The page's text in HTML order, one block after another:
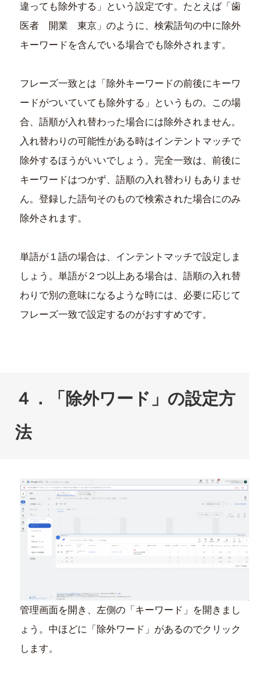
違っても除外する」という設定です。たとえば「歯
医者 開業 東京」のように、検索語句の中に除外
キーワードを含んでいる場合でも除外されます。
フレーズ一致とは「除外キーワードの前後にキーワ
ードがついていても除外する」というもの。この場
合、語順が入れ替わった場合には除外されません。
入れ替わりの可能性がある時はインテントマッチで
除外するほうがいいでしょう。完全一致は、前後に
キーワードはつかず、語順の入れ替わりもありませ
ん。登録した語句そのもので検索された場合にのみ
除外されます。
単語が１語の場合は、インテントマッチで設定しま
しょう。単語が２つ以上ある場合は、語順の入れ替
わりで別の意味になるような時には、必要に応じて
フレーズ一致で設定するのがおすすめです。
４．「除外ワード」の設定方
法
管理画面を開き、左側の「キーワード」を開きまし
ょう。中ほどに「除外ワード」があるのでクリック
します。